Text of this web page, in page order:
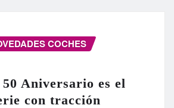
COCHES
Aniversario es el
con tracción